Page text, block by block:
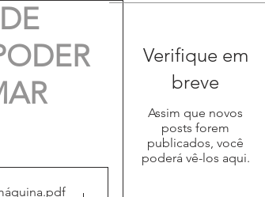
.pdf
Verifique em
breve
Assim que novos
posts forem
publicados, você
poderá vê-los aqui.